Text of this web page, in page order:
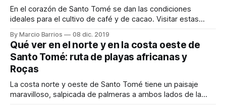
En el corazón de Santo Tomé se dan las condiciones
ideales para el cultivo de café y de cacao. Visitar estas
Parque Nacional de Obo son algunas de las actividades que
puedes realizar en el centro de la isla. Si necesitas
By Marcio Barrios 08 dic. 2019
Qué ver en el norte y en la costa oeste de
Santo Tomé: ruta de playas africanas y
Roças
La costa norte y oeste de Santo Tomé tiene un paisaje
maravilloso, salpicada de palmeras a ambos lados de la